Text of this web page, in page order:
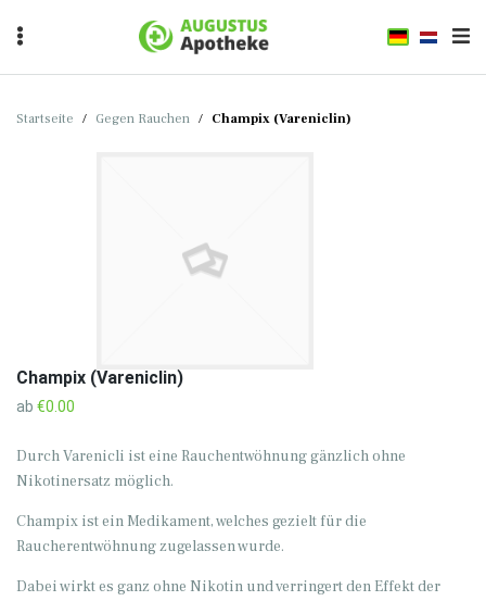
Startseite / Gegen Rauchen / Champix (Vareniclin)
Champix (Vareniclin)
ab €0.00
Durch Varenicli ist eine Rauchentwöhnung gänzlich ohne
Nikotinersatz möglich.
Champix ist ein Medikament, welches gezielt für die
Raucherentwöhnung zugelassen wurde.
Dabei wirkt es ganz ohne Nikotin und verringert den Effekt der